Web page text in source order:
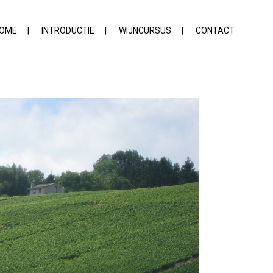
INTRODUCTIE WIJNCURSUS CONTACT